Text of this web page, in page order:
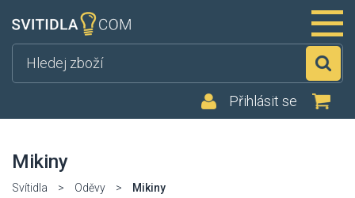
Přihlásit se
Mikiny
Svítidla > Oděvy > Mikiny